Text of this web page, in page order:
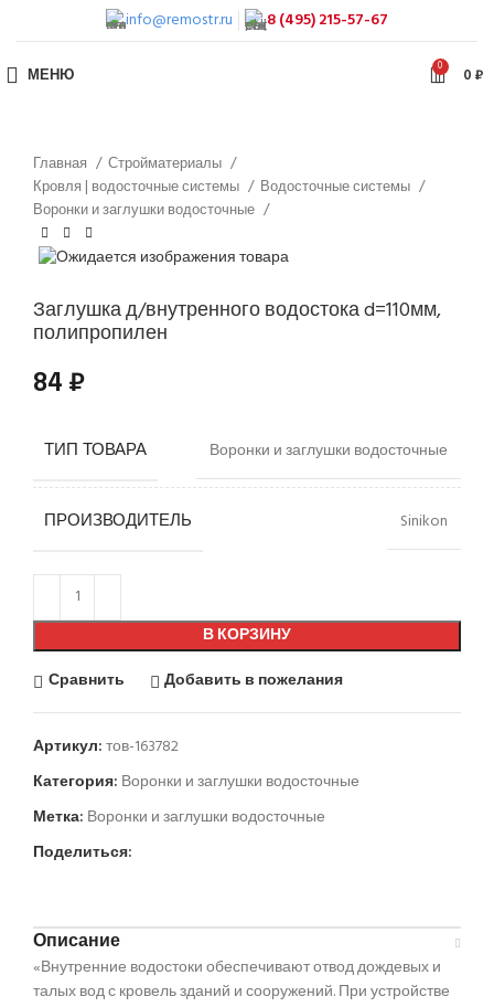
info@remostr.ru 8 (495) 215-57-67
МЕНЮ 0 0₽
Главная
Стройматериалы
Кровля | водосточные системы
Водосточные системы
Воронки и заглушки водосточные
Заглушка д/внутренного водостока d=110мм,
полипропилен
84₽
ТИП ТОВАРА Воронки и заглушки водосточные
ПРОИЗВОДИТЕЛЬ Sinikon
В КОРЗИНУ
Сравнить
Добавить в пожелания
Артикул:тов-163782
Категория: Воронки и заглушки водосточные
Метка: Воронки и заглушки водосточные
Поделиться:
Описание
«Внутренние водостоки обеспечивают отвод дождевых и
талых вод с кровель зданий и сооружений. При устройстве